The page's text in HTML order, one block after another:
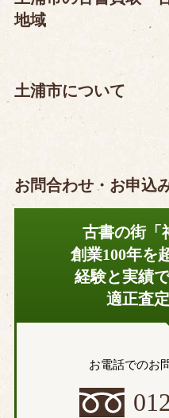
地域
土浦市について
お問合わせ・お申込
古書の街「
創業100年を
経験と実績
適正査
お電話でのお